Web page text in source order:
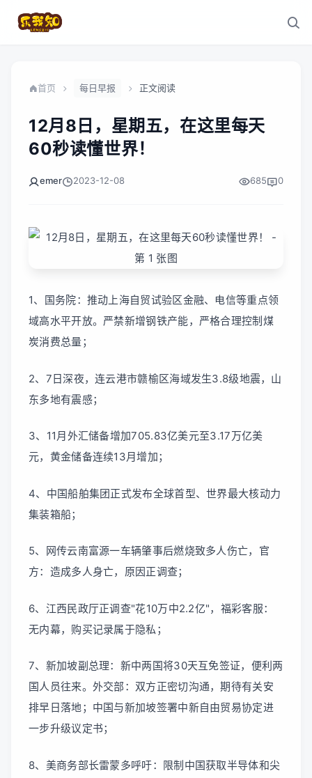
首页 每日早报 正文阅读
12月8日，星期五，在这里每天
60秒读懂世界！
emer 2023-12-08 685 0
1、国务院：推动上海自贸试验区金融、电信等重点领
域高水平开放。严禁新增钢铁产能，严格合理控制煤
炭消费总量；
2、7日深夜，连云港市赣榆区海域发生3.8级地震，山
东多地有震感；
3、11月外汇储备增加705.83亿美元至3.17万亿美
元，黄金储备连续13月增加；
4、中国船舶集团正式发布全球首型、世界最大核动力
集装箱船；
5、网传云南富源一车辆肇事后燃烧致多人伤亡，官
方：造成多人身亡，原因正调查；
6、江西民政厅正调查"花10万中2.2亿"，福彩客服：
无内幕，购买记录属于隐私；
7、新加坡副总理：新中两国将30天互免签证，便利两
国人员往来。外交部：双方正密切沟通，期待有关安
排早日落地；中国与新加坡签署中新自由贸易协定进
一步升级议定书；
8、美商务部长雷蒙多呼吁：限制中国获取半导体和尖